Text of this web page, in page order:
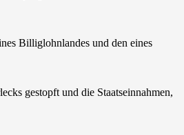
Billiglohnlandes und den eines
gestopft und die Staatseinnahmen,